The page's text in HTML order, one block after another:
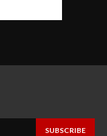
SUBSCRIBE